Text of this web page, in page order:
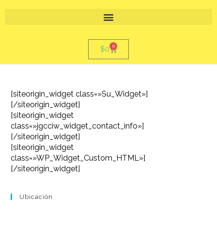
$0 0
[siteorigin_widget class=»Su_Widget»]
[/siteorigin_widget]
[siteorigin_widget
class=»jgcciw_widget_contact_info»]
[/siteorigin_widget]
[siteorigin_widget
class=»WP_Widget_Custom_HTML»]
[/siteorigin_widget]
Ubicación